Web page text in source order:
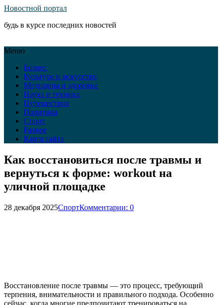
Новостной портал
будь в курсе последних новостей
Меню
Бизнес
Культура и искусство
Медицина и здоровье
Наука и техника
Путешествия
Политика
Спорт
Разное
Карта сайта
Как восстановиться после травмы и
вернуться к форме: workout на
уличной площадке
28 декабря 2025СпортКомментарии: 0
Восстановление после травмы — это процесс, требующий
терпения, внимательности и правильного подхода. Особенно
сейчас, когда многие предпочитают тренироваться на